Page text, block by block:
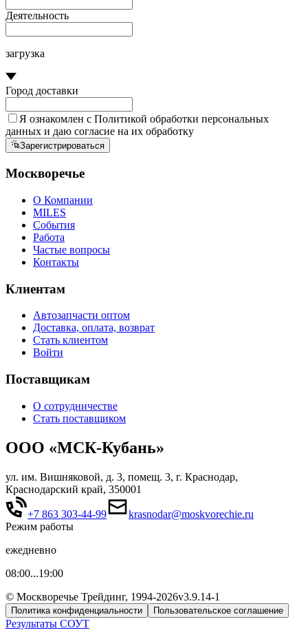
Деятельность
загрузка
Город доставки
Я ознакомлен с Политикой обработки персональных
данных и даю согласие на их обработку
Зарегистрироваться
Москворечье
О Компании
MILES
События
Работа
Частые вопросы
Контакты
Клиентам
Автозапчасти оптом
Доставка, оплата, возврат
Стать клиентом
Войти
Поставщикам
О сотрудничестве
Стать поставщиком
ООО «МСК-Кубань»
ул. им. Вишняковой, д. 3, помещ. 3, г. Краснодар,
Краснодарский край, 350001
+7 863 303-44-99
krasnodar@moskvorechie.ru
Режим работы
ежедневно
08:00...19:00
© Москворечье Трейдинг, 1994-2026v3.9.14-1
Политика конфиденциальности Пользовательское соглашение
Результаты СОУТ